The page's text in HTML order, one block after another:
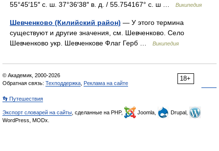
55°45′15″ с. ш. 37°36′38″ в. д. / 55.754167° с. ш …
Википедия
Шевченково (Килийский район) — У этого термина
существуют и другие значения, см. Шевченково. Село
Шевченково укр. Шевченкове Флаг Герб …
Википедия
18+
© Академик, 2000-2026
Обратная связь: Техподдержка Реклама на сайте
👣 Путешествия
Экспорт словарей на сайты , сделанные на PHP, Joomla,
Drupal,
WordPress, MODx.